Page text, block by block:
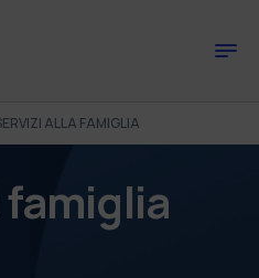
ALLA FAMIGLIA